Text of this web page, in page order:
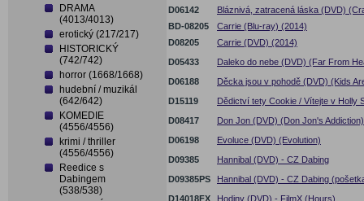
DRAMA
(4013/4013)
erotický (217/217)
HISTORICKÝ
(742/742)
horror (1668/1668)
hudební / muzikál
(642/642)
KOMEDIE
(4556/4556)
krimi / thriller
(4556/4556)
Reedice s
Dabingem
(538/538)
D06142
Bláznivá, zatracená láska (DVD)
BD-08205
Carrie (Blu-ray) (2014)
D08205
Carrie (DVD) (2014)
D05433
Daleko do nebe (DVD) (Far From
D06188
Děcka jsou v pohodě (DVD) (Kids
D15119
Dědictví tety Cookie / Vítejte v Holly
D08417
Don Jon (DVD) (Don Jon's Addiction)
D06198
Evoluce (DVD) (Evolution)
D09385
Hannibal (DVD) - CZ Dabing
D09385PS
Hannibal (DVD) - CZ Dabing
D14018FX
Hodiny (DVD) - FilmX (Hours)